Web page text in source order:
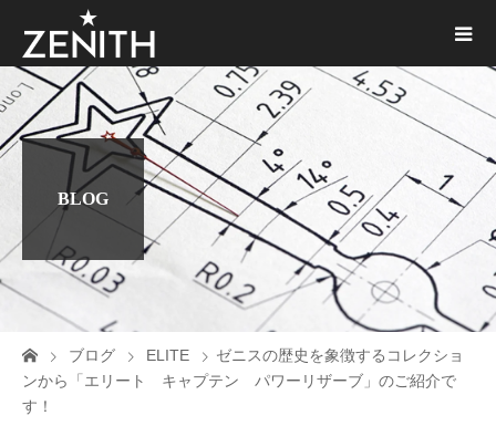
BLOG
ブログ ELITE
ゼニスの歴史を象徴するコレクショ
ンから「エリート キャプテン パワーリザーブ」のご紹介で
す！